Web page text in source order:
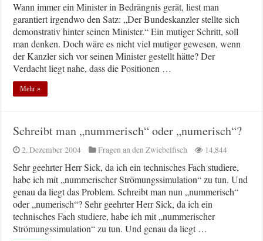
Wann immer ein Minister in Bedrängnis gerät, liest man
garantiert irgendwo den Satz: „Der Bundeskanzler stellte sich
demonstrativ hinter seinen Minister.“ Ein mutiger Schritt, soll
man denken. Doch wäre es nicht viel mutiger gewesen, wenn
der Kanzler sich vor seinen Minister gestellt hätte? Der
Verdacht liegt nahe, dass die Positionen …
Mehr »
Schreibt man „nummerisch“ oder „numerisch“?
2. Dezember 2004 Fragen an den Zwiebelfisch 14,844
Sehr geehrter Herr Sick, da ich ein technisches Fach studiere,
habe ich mit „nummerischer Strömungssimulation“ zu tun. Und
genau da liegt das Problem. Schreibt man nun „nummerisch“
oder „numerisch“? Sehr geehrter Herr Sick, da ich ein
technisches Fach studiere, habe ich mit „nummerischer
Strömungssimulation“ zu tun. Und genau da liegt …